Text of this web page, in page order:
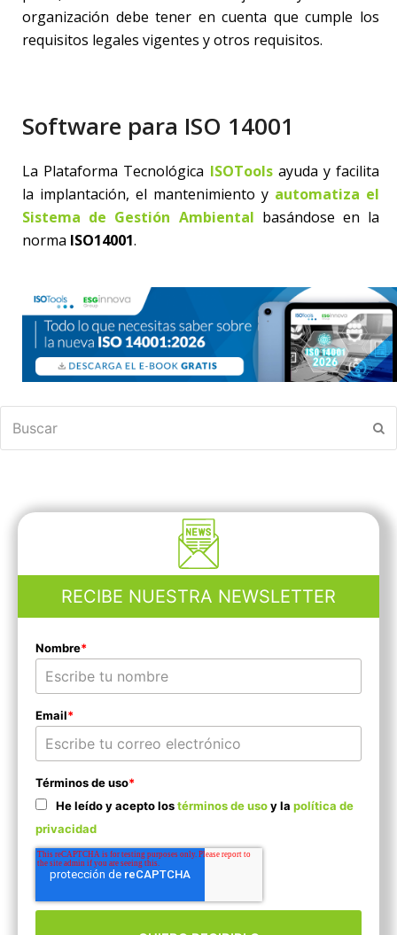
organización debe tener en cuenta que cumple los
requisitos legales vigentes y otros requisitos.
Software para ISO 14001
La Plataforma Tecnológica ISOToolsayuda y facilita
la implantación, el mantenimiento y automatiza el
Sistema de Gestión Ambiental basándose en la
norma ISO14001.
RECIBE NUESTRA NEWSLETTER
Nombre*
Email*
Términos de uso*
He leído y acepto lostérminos de usoy la política de
privacidad